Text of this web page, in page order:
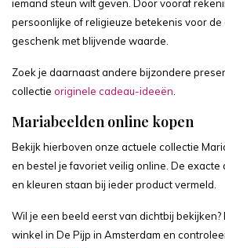
iemand steun wilt geven. Door vooraf
persoonlijke of religieuze betekenis voor de
geschenk met blijvende waarde.
Zoek je daarnaast andere bijzondere
collectie originele cadeau-ideeën.
Mariabeelden online kopen
Bekijk hierboven onze actuele collectie
en bestel je favoriet veilig online. De exacte
en kleuren staan bij ieder product vermeld.
Wil je een beeld eerst van dichtbij bekijken?
winkel in De Pijp in Amsterdam en